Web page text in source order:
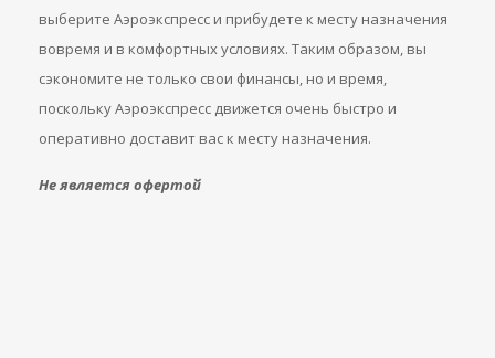
выберите Аэроэкспресс и прибудете к месту назначения
вовремя и в комфортных условиях. Таким образом, вы
сэкономите не только свои финансы, но и время,
поскольку Аэроэкспресс движется очень быстро и
оперативно доставит вас к месту назначения.
Не является офертой